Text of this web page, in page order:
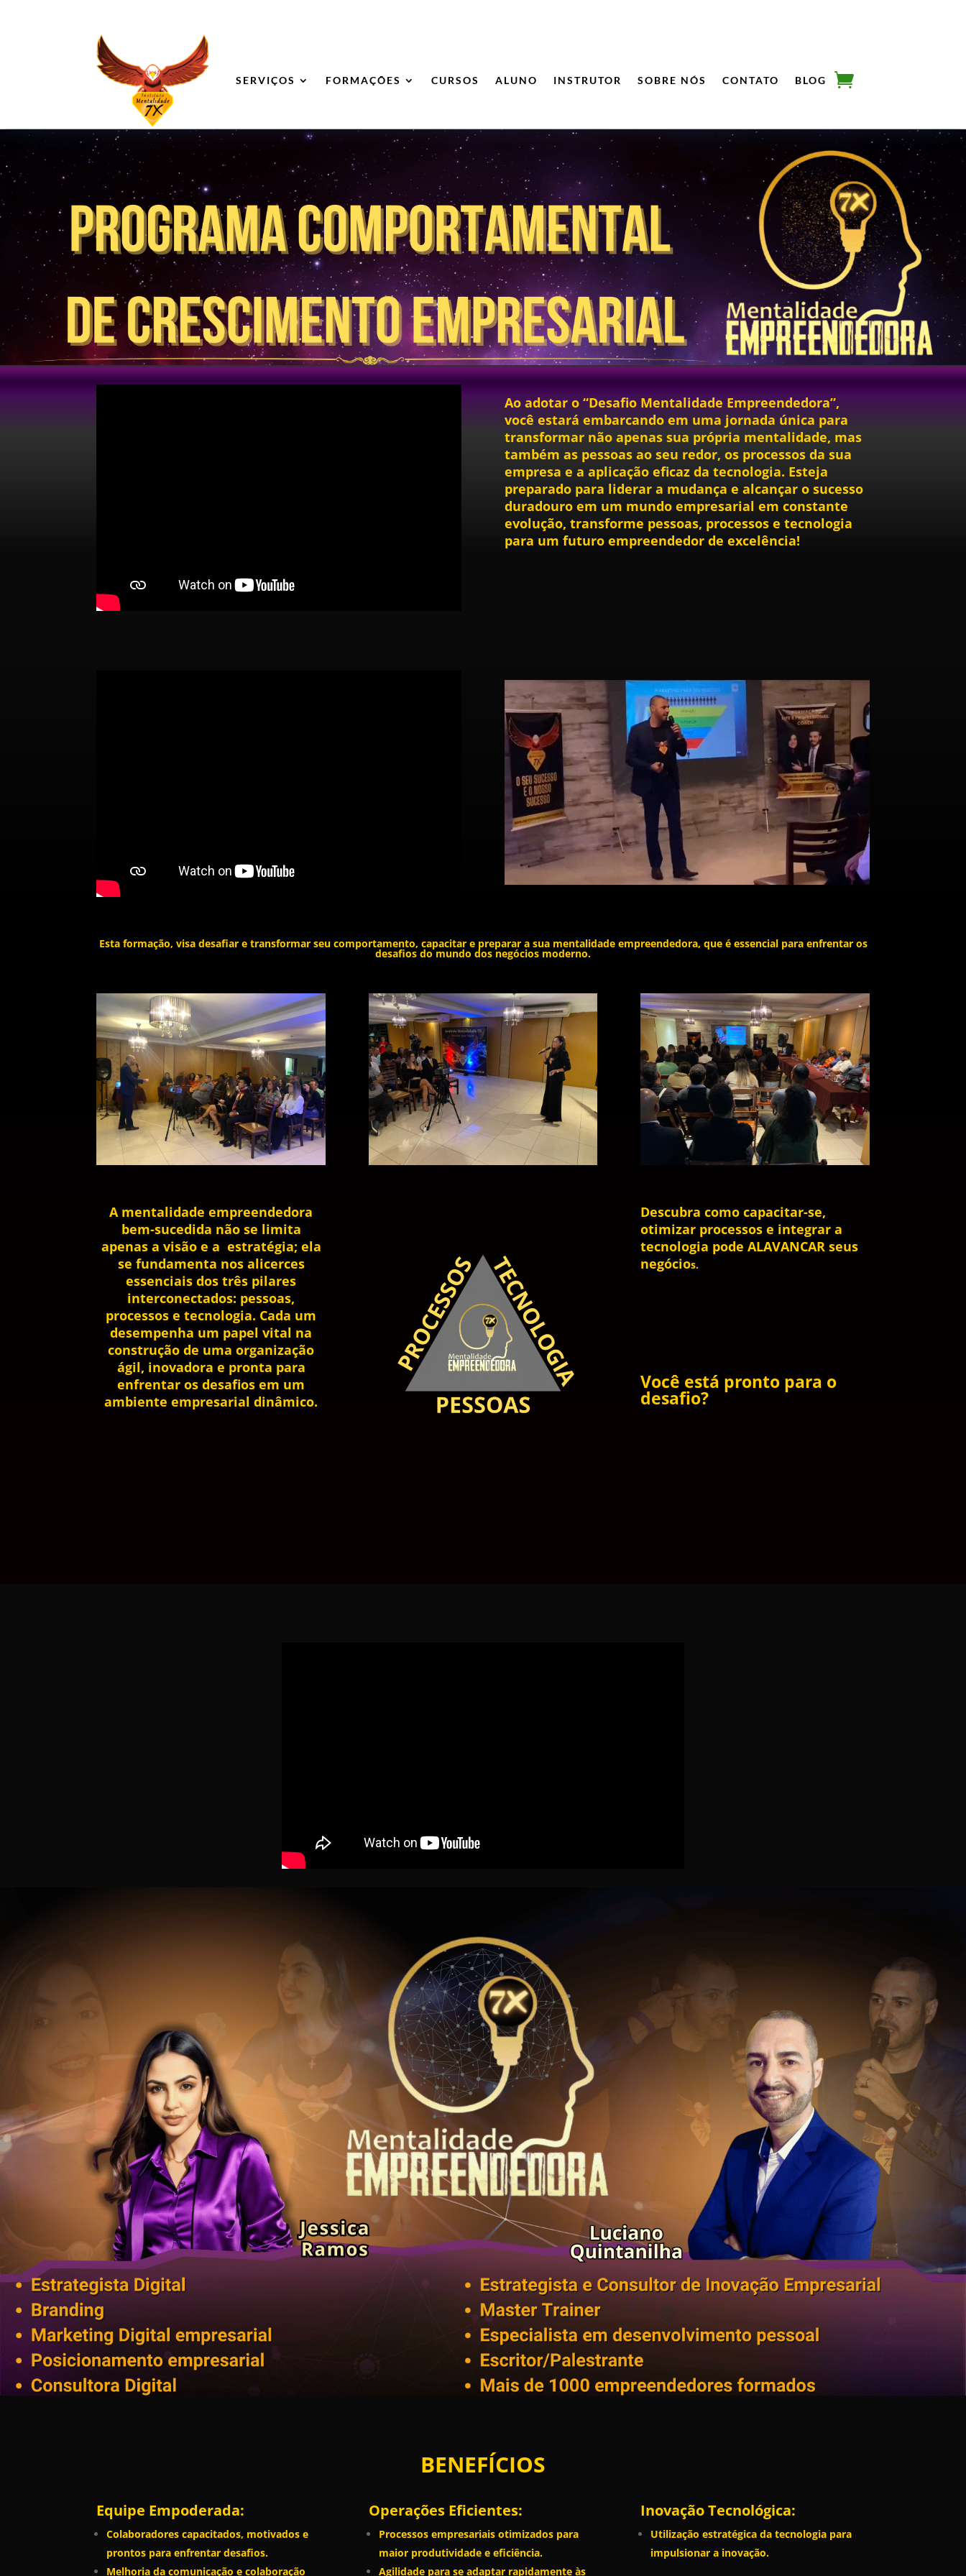
SERVIÇOS FORMAÇÕES CURSOS ALUNO INSTRUTOR SOBRE NÓS CONTATO BLOG
Ao adotar o “Desafio Mentalidade Empreendedora”,
você estará embarcando em uma jornada única para
transformar não apenas sua própria mentalidade, mas
também as pessoas ao seu redor, os processos da sua
empresa e a aplicação eficaz da tecnologia. Esteja
preparado para liderar a mudança e alcançar o sucesso
duradouro em um mundo empresarial em constante
evolução, transforme pessoas, processos e tecnologia
para um futuro empreendedor de excelência!
Esta formação, visa desafiar e transformar seu comportamento, capacitar e preparar a sua mentalidade empreendedora, que é essencial para enfrentar os
desafios do mundo dos negócios moderno.
A mentalidade empreendedora
bem-sucedida não se limita
apenas a visão e a estratégia; ela
se fundamenta nos alicerces
essenciais dos três pilares
interconectados: pessoas,
processos e tecnologia. Cada um
desempenha um papel vital na
construção de uma organização
ágil, inovadora e pronta para
enfrentar os desafios em um
ambiente empresarial dinâmico.
Descubra como capacitar-se,
otimizar processos e integrar a
tecnologia pode ALAVANCAR seus
negócios.
Você está pronto para o
desafio?
BENEFÍCIOS
Equipe Empoderada:
Colaboradores capacitados, motivados e
prontos para enfrentar desafios.
Melhoria da comunicação e colaboração
Operações Eficientes:
Processos empresariais otimizados para
maior produtividade e eficiência.
Agilidade para se adaptar rapidamente às
Inovação Tecnológica:
Utilização estratégica da tecnologia para
impulsionar a inovação.